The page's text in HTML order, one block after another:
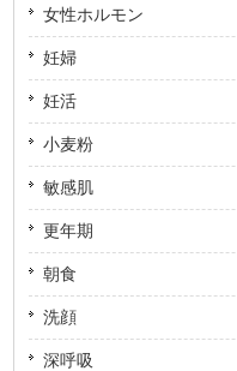
女性ホルモン
妊婦
妊活
小麦粉
敏感肌
更年期
朝食
洗顔
深呼吸